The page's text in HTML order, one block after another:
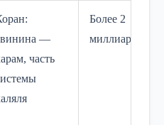
—
часть
Более 2
миллиардов